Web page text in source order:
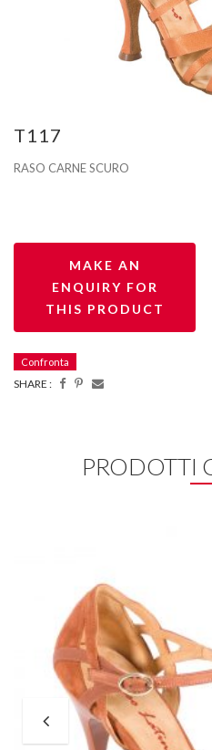
T117
RASO CARNE SCURO
Confronta
SHARE :
PRODOTTI